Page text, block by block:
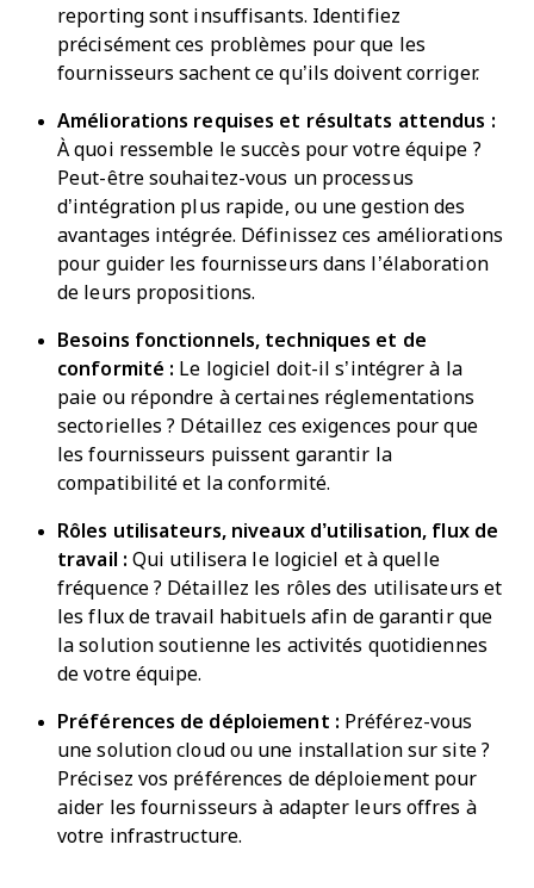
reporting sont insuffisants. Identifiez
précisément ces problèmes pour que les
fournisseurs sachent ce qu’ils doivent corriger.
Améliorations requises et résultats attendus :
À quoi ressemble le succès pour votre équipe ?
Peut-être souhaitez-vous un processus
d’intégration plus rapide, ou une gestion des
avantages intégrée. Définissez ces améliorations
pour guider les fournisseurs dans l’élaboration
de leurs propositions.
Besoins fonctionnels, techniques et de
conformité : Le logiciel doit-il s’intégrer à la
paie ou répondre à certaines réglementations
sectorielles ? Détaillez ces exigences pour que
les fournisseurs puissent garantir la
compatibilité et la conformité.
Rôles utilisateurs, niveaux d’utilisation, flux de
travail : Qui utilisera le logiciel et à quelle
fréquence ? Détaillez les rôles des utilisateurs et
les flux de travail habituels afin de garantir que
la solution soutienne les activités quotidiennes
de votre équipe.
Préférences de déploiement : Préférez-vous
une solution cloud ou une installation sur site ?
Précisez vos préférences de déploiement pour
aider les fournisseurs à adapter leurs offres à
votre infrastructure.